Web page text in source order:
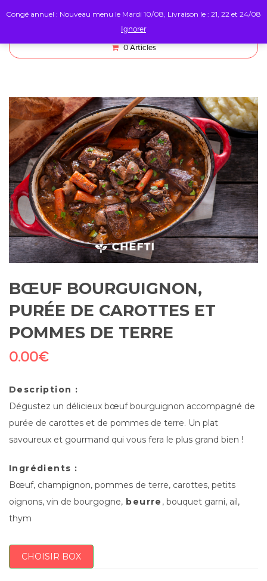
0 Articles
BŒUF BOURGUIGNON,
PURÉE DE CAROTTES ET
POMMES DE TERRE
0.00€
Description :
Dégustez un délicieux bœuf bourguignon accompagné de
purée de carottes et de pommes de terre. Un plat
savoureux et gourmand qui vous fera le plus grand bien !
Ingrédients :
Bœuf, champignon, pommes de terre, carottes, petits
oignons, vin de bourgogne, beurre , bouquet garni, ail,
thym
CHOISIR BOX
Congé annuel : Nouveau menu le Mardi 10/08, Livraison le : 21, 22 et 24/08
Ignorer